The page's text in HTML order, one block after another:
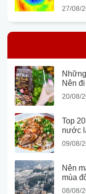
27/08/
Nên
20/08/
Top
nước
09/08/
Nên
mùa
08/08/